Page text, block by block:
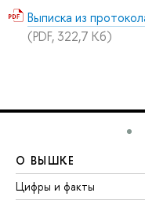
Выписка из
(PDF, 322,7 Кб)
О ВЫШКЕ
Цифры и факты